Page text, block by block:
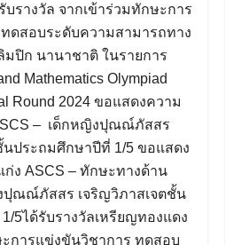
บรางวัล จากเข้าร่วมทักษะการ
ดสอบระดับความสามารถทาง
ปิก นานาชาติ ในรายการ
Mathematics Olympiad
Round 2024 ขอแสดงความ
– เด็กหญิงปุณณ์ภัสสร
นประถมศึกษาปีที่ 1/5 ขอแสดง
ง ASCS – ทักษะทางด้าน
ปุณณ์ภัสสร เจริญวิภาสเจตชั้น
5ได้รับรางวัลเหรียญทองแดง
การแข่งขันวิชาการ ทดสอบ